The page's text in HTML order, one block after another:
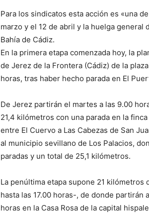
Para los sindicatos esta acción es «una
marzo y el 12 de abril y la huelga general
Bahía de Cádiz.
En la primera etapa comenzada hoy, la
de Jerez de la Frontera (Cádiz) de la
horas, tras haber hecho parada en El
De Jerez partirán el martes a las 9.00
21,4 kilómetros con una parada en la
entre El Cuervo a Las Cabezas de San
al municipio sevillano de Los Palacios,
paradas y un total de 25,1 kilómetros.
La penúltima etapa supone 21 kilómetros
hasta las 17.00 horas-, de donde partirán
horas en la Casa Rosa de la capital